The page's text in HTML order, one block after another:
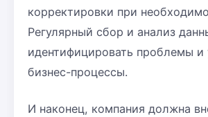
корректировки при
Регулярный сбор и анализ
идентифицировать проблемы и
бизнес-процессы.
И наконец, компания должна